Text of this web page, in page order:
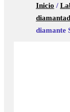
Inicio /
diamante